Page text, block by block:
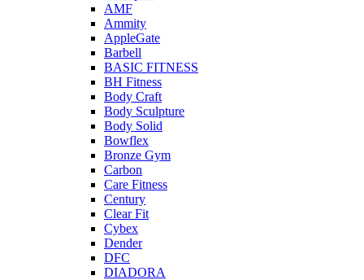
AMF
Ammity
AppleGate
Barbell
BASIC FITNESS
BH Fitness
Body Craft
Body Sculpture
Body Solid
Bowflex
Bronze Gym
Carbon
Care Fitness
Century
Clear Fit
Cybex
Dender
DFC
DIADORA